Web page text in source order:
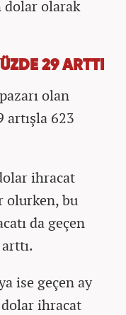
dolar olarak
29 ARTTI
olan
artışla 623
ihracat
olurken, bu
da geçen
ise geçen ay
ihracat